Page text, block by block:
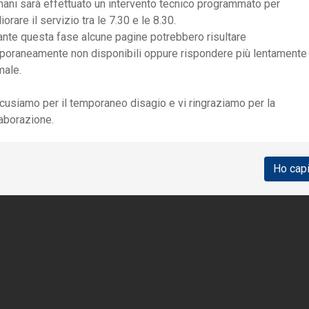
sarà effettuato un intervento tecnico programmato per
il servizio tra le 7.30 e le 8.30.
questa fase alcune pagine potrebbero risultare
non disponibili oppure rispondere più
per il temporaneo disagio e vi ringraziamo per la
Ho
di Riabilitazione in Solvenza - attività